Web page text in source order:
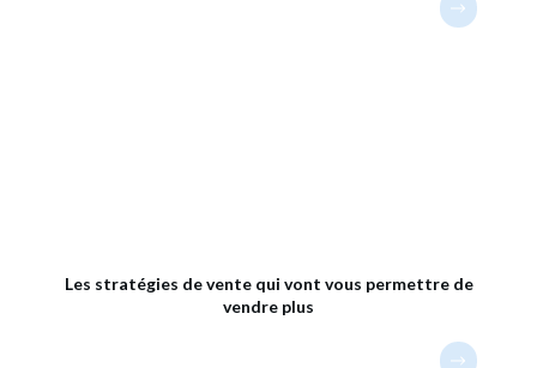
Les stratégies de vente qui vont vous permettre de
vendre plus